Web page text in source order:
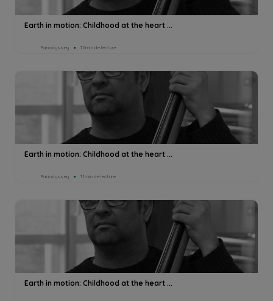
Earth in motion: Childhood at the heart ...
Panodyssey 10min de lecture
Earth in motion: Childhood at the heart ...
Panodyssey 11min de lecture
Earth in motion: Childhood at the heart ...